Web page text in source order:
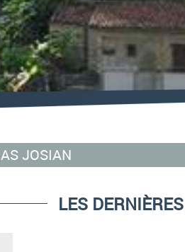
JOSIAN
LES